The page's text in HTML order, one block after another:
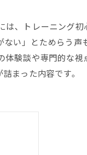
、トレーニング
い」とためらう声
験談や専門的な視
まった内容です。